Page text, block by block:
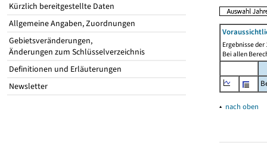
Kürzlich bereitgestellte Daten
Allgemeine Angaben, Zuordnungen
Gebietsveränderungen,
Änderungen zum Schlüsselverzeichnis
Definitionen und Erläuterungen
Newsletter
Ergebnisse
Bei allen
▴ nach oben